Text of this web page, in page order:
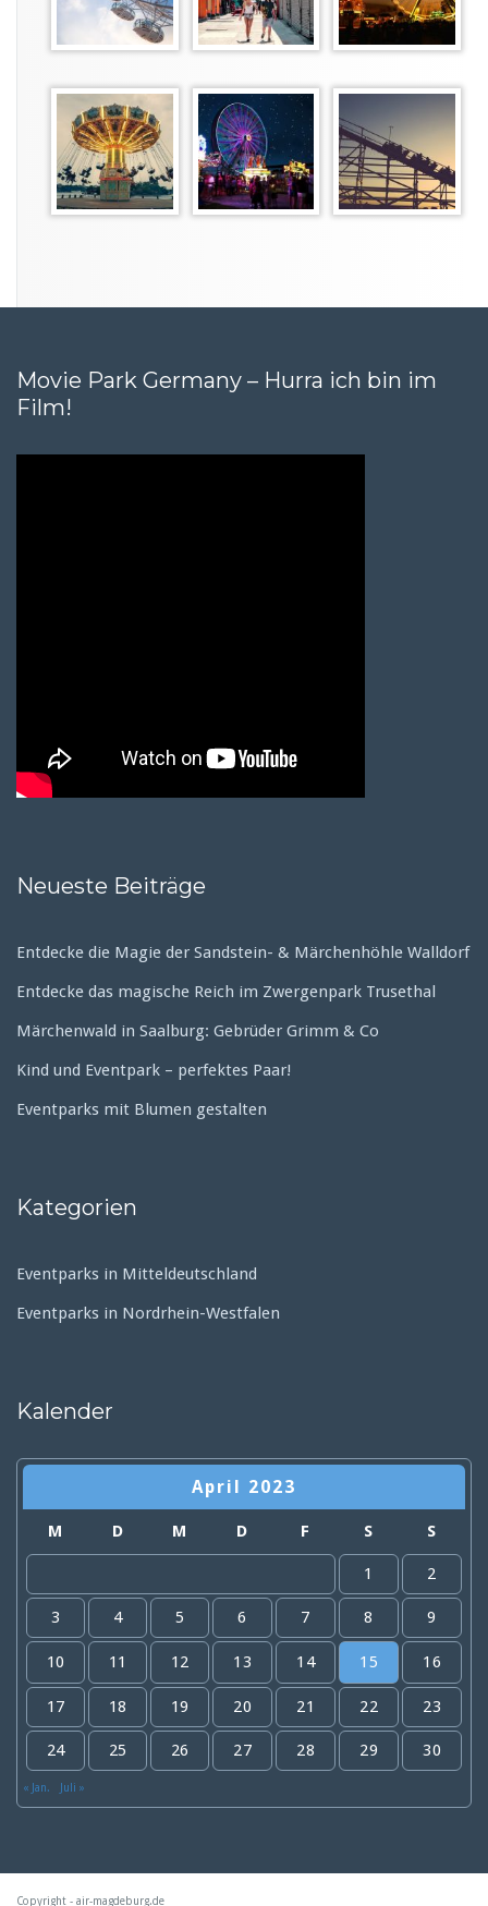
Movie Park Germany – Hurra ich bin im
Film!
Neueste Beiträge
Entdecke die Magie der Sandstein- & Märchenhöhle Walldorf
Entdecke das magische Reich im Zwergenpark Trusethal
Märchenwald in Saalburg: Gebrüder Grimm & Co
Kind und Eventpark – perfektes Paar!
Eventparks mit Blumen gestalten
Kategorien
Eventparks in Mitteldeutschland
Eventparks in Nordrhein-Westfalen
Kalender
April 2023
M D M D F S S
1 2
3 4 5 6 7 8 9
10 11 12 13 14 15 16
17 18 19 20 21 22 23
24 25 26 27 28 29 30
« Jan. Juli »
Copyright - air-magdeburg.de